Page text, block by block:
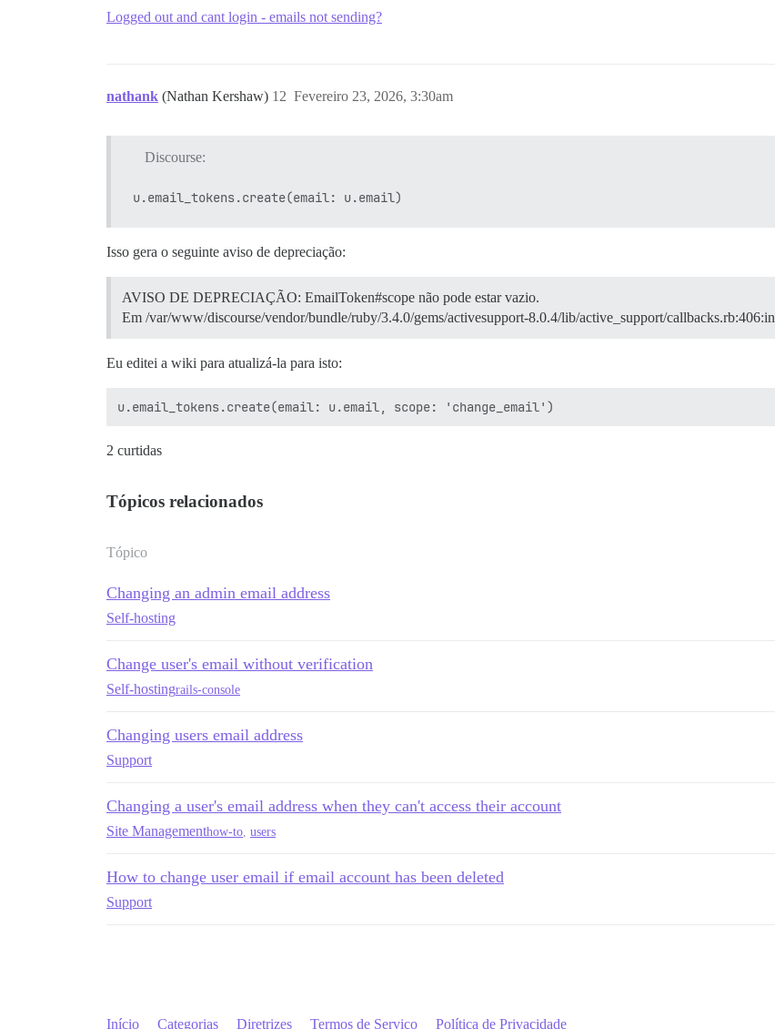
Logged out and cant login - emails not sending?
nathank (Nathan Kershaw) Fevereiro 23, 2026, 3:30am
12
Discourse:
Isso gera o seguinte aviso de depreciação:
AVISO DE DEPRECIAÇÃO: EmailToken#scope não pode estar vazio.
Em /var/www/discourse/vendor/bundle/ruby/3.4.0/gems/activesupport-8.0.4/lib/active_support/callbacks.rb:406:in
Eu editei a wiki para atualizá-la para isto:
2 curtidas
Tópicos relacionados
Tópico
Changing an admin email address
Self-hosting
Change user's email without verification
Self-hostingrails-console
Changing users email address
Support
Changing a user's email address when they can't access their account
Site Managementhow-to users
How to change user email if email account has been deleted
Support
Início Categorias Diretrizes Termos de Serviço Política de Privacidade